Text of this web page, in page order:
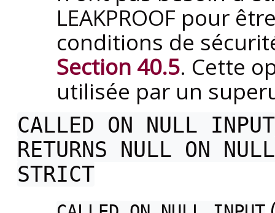
LEAKPROOF pour
conditions de
Section 40.5. Cette
utilisée par un
CALLED ON NULL INPUT
RETURNS NULL ON
STRICT